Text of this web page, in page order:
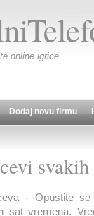
online igrice
Dodaj novu firmu
svakih
- Opustite
sat vremena.